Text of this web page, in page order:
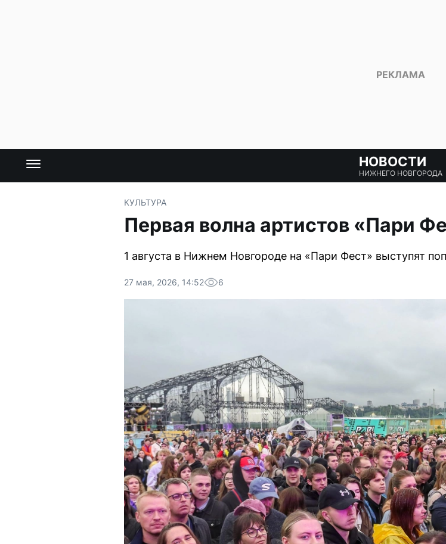
НОВОСТИ
НИЖНЕГО НОВГОРОДА
КУЛЬТУРА
Первая волна артистов «Пари
1 августа в Нижнем Новгороде на «Пари Фест» выступят
27 мая, 2026, 14:52 6